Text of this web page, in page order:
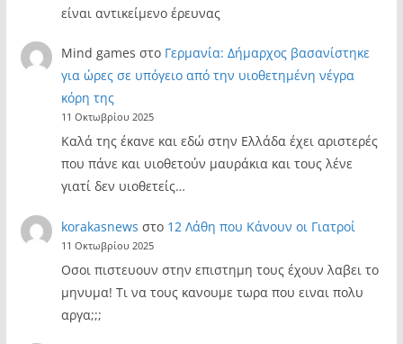
είναι αντικείμενο έρευνας
Mind games στο Γερμανία: Δήμαρχος βασανίστηκε
για ώρες σε υπόγειο από την υιοθετημένη νέγρα
κόρη της
11 Οκτωβρίου 2025
Καλά της έκανε και εδώ στην Ελλάδα έχει αριστερές
που πάνε και υιοθετούν μαυράκια και τους λένε
γιατί δεν υιοθετείς…
korakasnews στο 12 Λάθη που Κάνουν οι Γιατροί
11 Οκτωβρίου 2025
Οσοι πιστευουν στην επιστημη τους έχουν λαβει το
μηνυμα! Τι να τους κανουμε τωρα που ειναι πολυ
αργα;;;